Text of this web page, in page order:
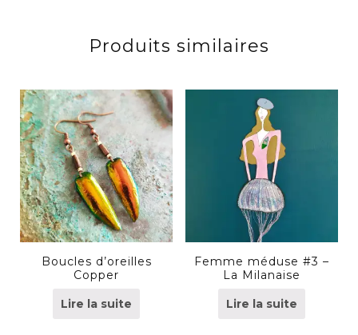
Produits similaires
Boucles d’oreilles
Copper
Lire la suite
Femme méduse #3 –
La Milanaise
Lire la suite